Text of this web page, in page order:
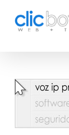
contenido